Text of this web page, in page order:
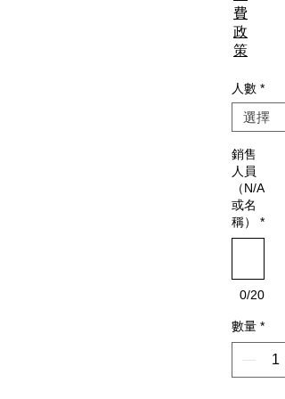
費
政
策
人數 *
銷售
人員
（N/A
或名
稱）
*
0/20
數量 *